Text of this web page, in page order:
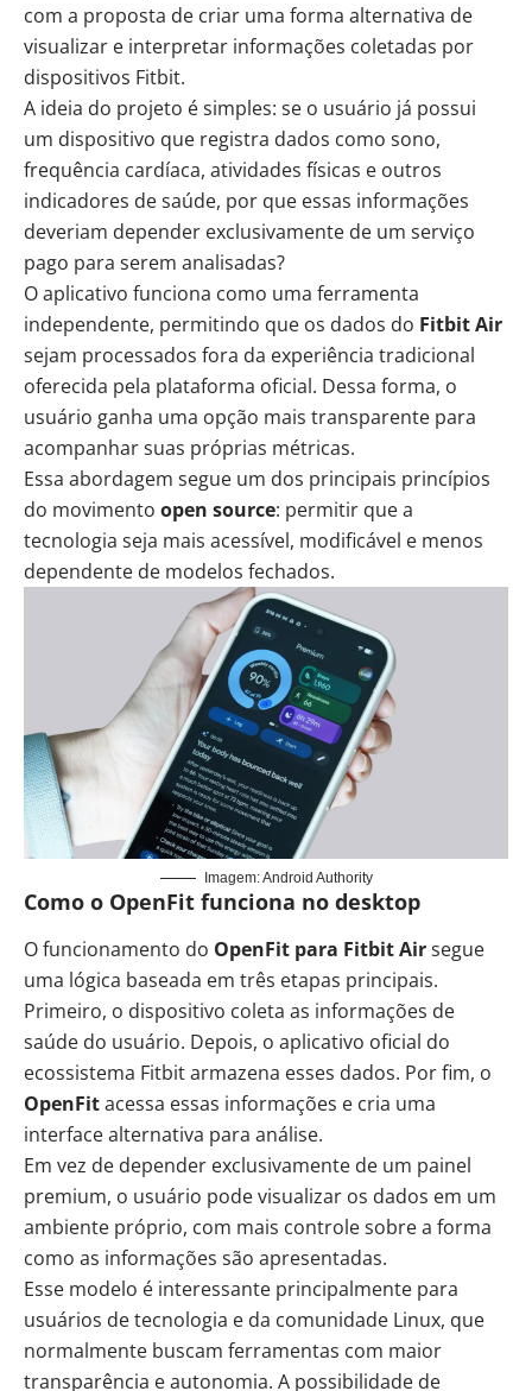
com a proposta de criar uma forma alternativa de
visualizar e interpretar informações coletadas por
dispositivos Fitbit.
A ideia do projeto é simples: se o usuário já possui
um dispositivo que registra dados como sono,
frequência cardíaca, atividades físicas e outros
indicadores de saúde, por que essas informações
deveriam depender exclusivamente de um serviço
pago para serem analisadas?
O aplicativo funciona como uma ferramenta
independente, permitindo que os dados do Fitbit Air
sejam processados fora da experiência tradicional
oferecida pela plataforma oficial. Dessa forma, o
usuário ganha uma opção mais transparente para
acompanhar suas próprias métricas.
Essa abordagem segue um dos principais princípios
do movimento open source: permitir que a
tecnologia seja mais acessível, modificável e menos
dependente de modelos fechados.
Imagem: Android Authority
Como o OpenFit funciona no desktop
O funcionamento do OpenFit para Fitbit Airsegue
uma lógica baseada em três etapas principais.
Primeiro, o dispositivo coleta as informações de
saúde do usuário. Depois, o aplicativo oficial do
ecossistema Fitbit armazena esses dados. Por fim, o
OpenFitacessa essas informações e cria uma
interface alternativa para análise.
Em vez de depender exclusivamente de um painel
premium, o usuário pode visualizar os dados em um
ambiente próprio, com mais controle sobre a forma
como as informações são apresentadas.
Esse modelo é interessante principalmente para
usuários de tecnologia e da comunidade Linux, que
normalmente buscam ferramentas com maior
transparência e autonomia. A possibilidade de